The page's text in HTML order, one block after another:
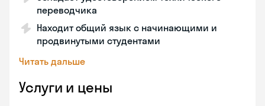
переводчика
Находит общий язык с начинающими и
продвинутыми студентами
Читать дальше
Услуги и цены